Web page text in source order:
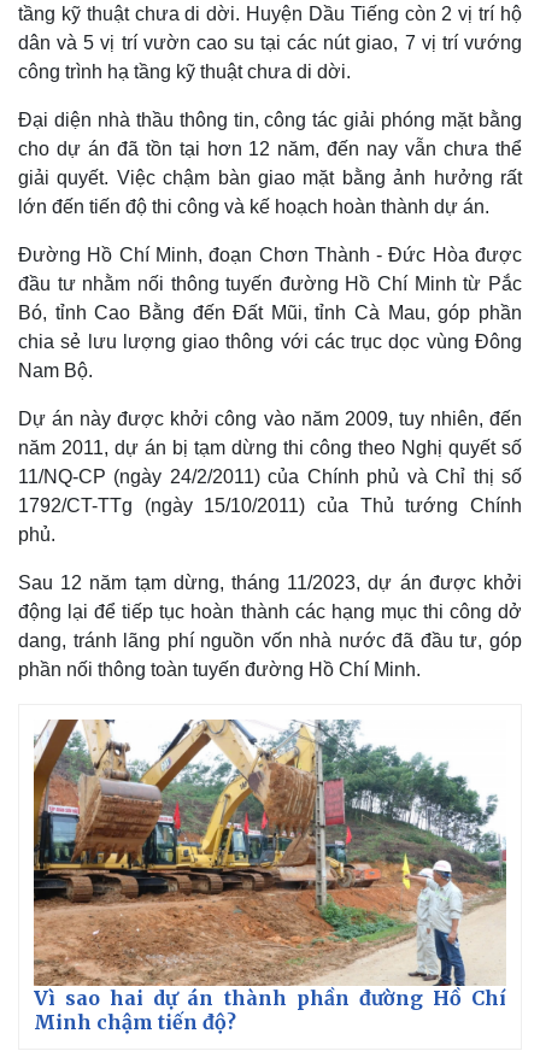
Bất động sản
Khởi nghiệp
Giá vàng
Tiêu dùng
Tỷ giá
Chứng khoán
Giá cà phê
Pháp luật
Vụ án
Quân sự - Quốc phòng
Vũ khí
tầng kỹ thuật chưa di dời. Huyện Dầu Tiếng còn 2 vị trí hộ
dân và 5 vị trí vườn cao su tại các nút giao, 7 vị trí vướng
công trình hạ tầng kỹ thuật chưa di dời.
Đại diện nhà thầu thông tin, công tác giải phóng mặt bằng
cho dự án đã tồn tại hơn 12 năm, đến nay vẫn chưa thể
giải quyết. Việc chậm bàn giao mặt bằng ảnh hưởng rất
lớn đến tiến độ thi công và kế hoạch hoàn thành dự án.
Đường Hồ Chí Minh, đoạn Chơn Thành - Đức Hòa được
đầu tư nhằm nối thông tuyến đường Hồ Chí Minh từ Pắc
Bó, tỉnh Cao Bằng đến Đất Mũi, tỉnh Cà Mau, góp phần
chia sẻ lưu lượng giao thông với các trục dọc vùng Đông
Nam Bộ.
Dự án này được khởi công vào năm 2009, tuy nhiên, đến
năm 2011, dự án bị tạm dừng thi công theo Nghị quyết số
11/NQ-CP (ngày 24/2/2011) của Chính phủ và Chỉ thị số
1792/CT-TTg (ngày 15/10/2011) của Thủ tướng Chính
phủ.
Sau 12 năm tạm dừng, tháng 11/2023, dự án được khởi
động lại để tiếp tục hoàn thành các hạng mục thi công dở
dang, tránh lãng phí nguồn vốn nhà nước đã đầu tư, góp
phần nối thông toàn tuyến đường Hồ Chí Minh.
Vì sao hai dự án thành phần đường Hồ Chí
Minh chậm tiến độ?